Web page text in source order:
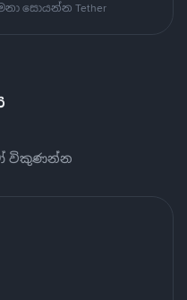
සොයන්න Tether
විකුණන්න